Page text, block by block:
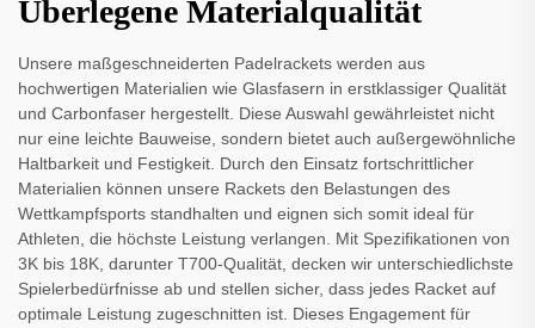
Überlegene Materialqualität
Unsere maßgeschneiderten Padelrackets werden aus
hochwertigen Materialien wie Glasfasern in erstklassiger Qualität
und Carbonfaser hergestellt. Diese Auswahl gewährleistet nicht
nur eine leichte Bauweise, sondern bietet auch außergewöhnliche
Haltbarkeit und Festigkeit. Durch den Einsatz fortschrittlicher
Materialien können unsere Rackets den Belastungen des
Wettkampfsports standhalten und eignen sich somit ideal für
Athleten, die höchste Leistung verlangen. Mit Spezifikationen von
3K bis 18K, darunter T700-Qualität, decken wir unterschiedlichste
Spielerbedürfnisse ab und stellen sicher, dass jedes Racket auf
optimale Leistung zugeschnitten ist. Dieses Engagement für